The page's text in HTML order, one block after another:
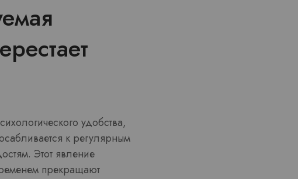
удобства,
к регулярным
Этот явление
прекращают